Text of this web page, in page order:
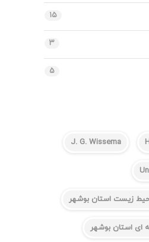
۱۵
۳
۵
J. G. Wissema
زیست استان بوشهر
ای استان بوشهر